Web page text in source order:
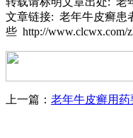
文章链接: 老年牛皮癣患
些 http://www.clcwx.com/
上一篇： 老年牛皮癣用